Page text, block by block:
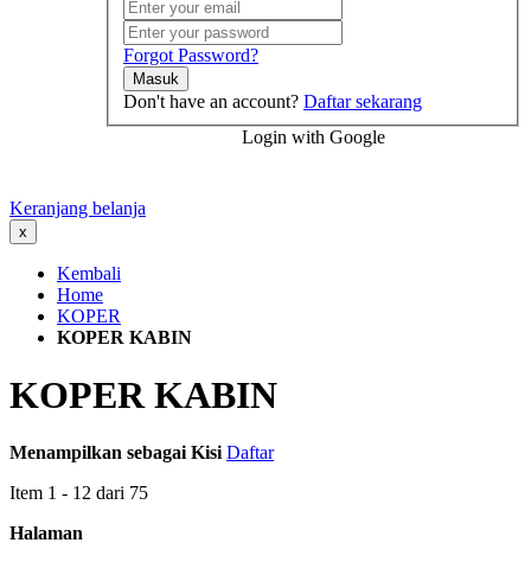
Forgot Password?
Masuk
Don't have an account? Daftar sekarang
Login with Google
Keranjang belanja
x
Kembali
Home
KOPER
KOPER KABIN
KOPER KABIN
Menampilkan sebagai Kisi Daftar
Item 1 - 12 dari 75
Halaman